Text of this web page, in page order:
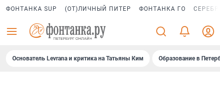
ФОНТАНКА SUP (ОТ)ЛИЧНЫЙ ПИТЕР ФОНТАНКА ГО
Основатель Levrana и критика на Татьяны Ким Образование в